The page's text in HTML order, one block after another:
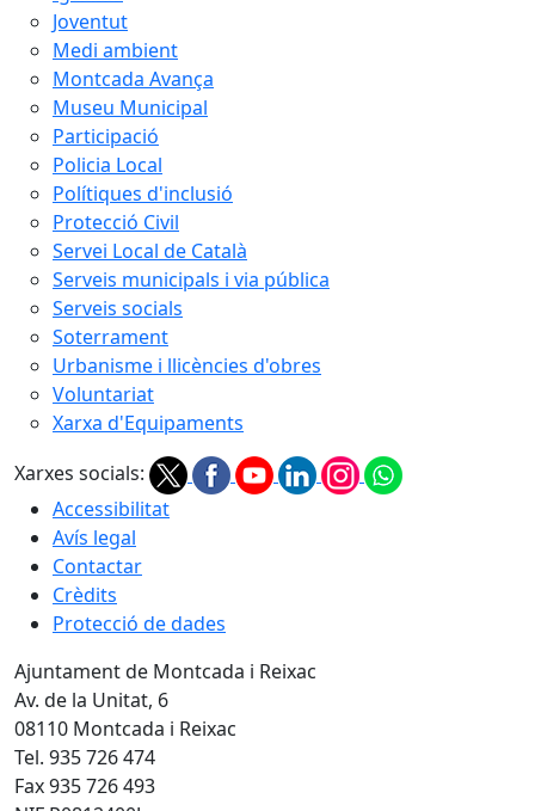
Joventut
Medi ambient
Montcada Avança
Museu Municipal
Participació
Policia Local
Polítiques d'inclusió
Protecció Civil
Servei Local de Català
Serveis municipals i via pública
Serveis socials
Soterrament
Urbanisme i llicències d'obres
Voluntariat
Xarxa d'Equipaments
Xarxes socials:
Accessibilitat
Avís legal
Contactar
Crèdits
Protecció de dades
Ajuntament de Montcada i Reixac
Av. de la Unitat, 6
08110 Montcada i Reixac
Tel. 935 726 474
Fax 935 726 493